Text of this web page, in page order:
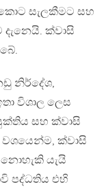
සැලකීමට සහ
ක්වාසි
නිර්දේශ,
විශාල ලෙස
සහ ක්වාසි
ක්වාසි
යැයි
පද්ධතිය එහි